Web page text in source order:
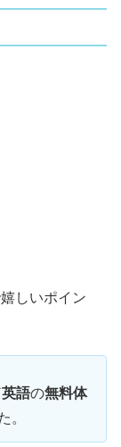
しいポイン
英語の無料体
。